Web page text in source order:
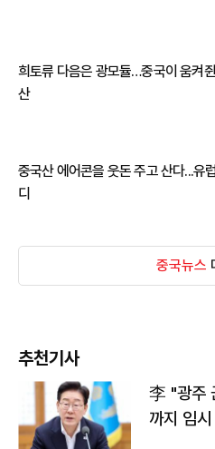
희토류 다음은 광모듈…중국이 움켜
산
중국산 에어콘을 웃돈 주고 산다...유
디
중국뉴스
추천기사
李 "광주
까지 임